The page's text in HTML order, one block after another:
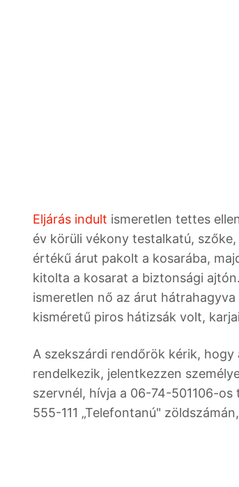
Eljárás indult ismeretlen tettes
év körüli vékony testalkatú,
értékű árut pakolt a kosarába,
kitolta a kosarat a biztonsági
ismeretlen nő az árut
kisméretű piros hátizsák volt,
A szekszárdi rendőrök kérik,
rendelkezik, jelentkezzen
szervnél, hívja a 06-74-501106-
555-111 „Telefontanú"